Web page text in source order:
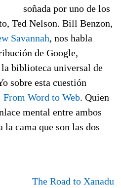
soñada por uno de los
Ted Nelson. Bill Benzon,
Savannah, nos habla
de Google,
la biblioteca universal de
sobre esta cuestión
Word to Web. Quien
mental entre ambos
cama que son las dos
The Road to Xanadu